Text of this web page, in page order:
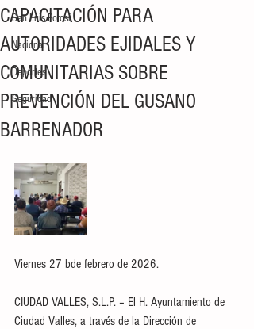
San Luis Potosí
Nacional
Deportes
Seguridad
CAPACITACIÓN PARA
AUTORIDADES EJIDALES Y
COMUNITARIAS SOBRE
PREVENCIÓN DEL GUSANO
BARRENADOR
Viernes 27 bde febrero de 2026.
CIUDAD VALLES, S.L.P. – El H. Ayuntamiento de
Ciudad Valles, a través de la Dirección de